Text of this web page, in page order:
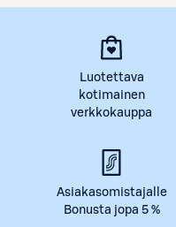
Luotettava
kotimainen
verkkokauppa
Asiakasomistajalle
Bonusta jopa 5 %